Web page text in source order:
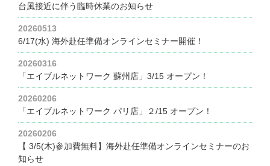
台風接近に伴う臨時休業のお知らせ
20260513
6/17(水) 海外赴任準備オンラインセミナー開催！
20260316
「エイブルネットワーク 蘇州店」3/15 オープン！
20260206
「エイブルネットワーク パリ店」２/15 オープン！
20260206
【 3/5(木)参加費無料】海外赴任準備オンラインセミナーのお
知らせ